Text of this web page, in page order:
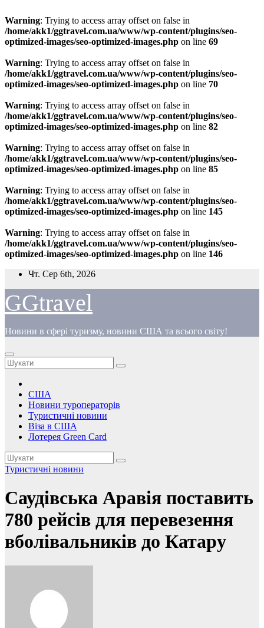
Warning: Trying to access array offset on false in
/home/akk1/ggtravel.com.ua/www/wp-content/plugins/seo-
optimized-images/seo-optimized-images.php on line 69
Warning: Trying to access array offset on false in
/home/akk1/ggtravel.com.ua/www/wp-content/plugins/seo-
optimized-images/seo-optimized-images.php on line 70
Warning: Trying to access array offset on false in
/home/akk1/ggtravel.com.ua/www/wp-content/plugins/seo-
optimized-images/seo-optimized-images.php on line 82
Warning: Trying to access array offset on false in
/home/akk1/ggtravel.com.ua/www/wp-content/plugins/seo-
optimized-images/seo-optimized-images.php on line 85
Warning: Trying to access array offset on false in
/home/akk1/ggtravel.com.ua/www/wp-content/plugins/seo-
optimized-images/seo-optimized-images.php on line 145
Warning: Trying to access array offset on false in
/home/akk1/ggtravel.com.ua/www/wp-content/plugins/seo-
optimized-images/seo-optimized-images.php on line 146
Перейти
вмісту
Чт. Сер 6th, 2026
GGtravel
Новини в сфері туризму, новини США та всього світу!
США
Новини туроператорів
Туристичні новини
Віза в США
Лотерея Green Card
Туристичні новини
Саудівська Аравія поставить
780 рейсів для перевезення
вболівальників до Катару